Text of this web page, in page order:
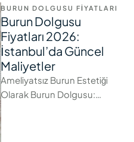
BURUN DOLGUSU FIYATLARI
Burun Dolgusu
Fiyatları 2026:
İstanbul’da Güncel
Maliyetler
Ameliyatsız Burun Estetiği
Olarak Burun Dolgusu:
Cerrahiye Modern Bir
Alternatif Yüzün tam